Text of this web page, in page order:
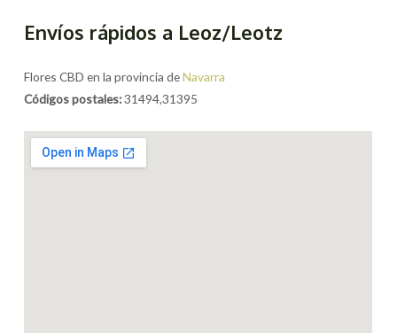
Envíos rápidos a Leoz/Leotz
Flores CBD en la provincia deNavarra
Códigos postales:31494,31395